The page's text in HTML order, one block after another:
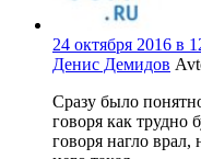
24 октября 2016 в
Денис Демидов
Сразу было
говоря как трудно
говоря нагло врал,